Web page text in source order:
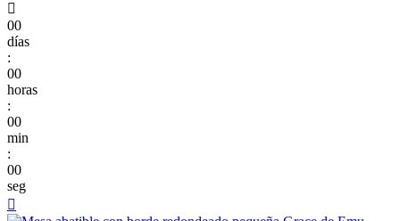

00
días
:
00
horas
:
00
min
:
00
seg
